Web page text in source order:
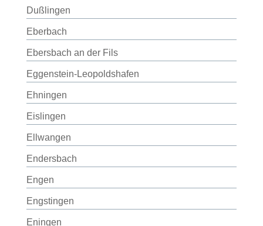
Dußlingen
Eberbach
Ebersbach an der Fils
Eggenstein-Leopoldshafen
Ehningen
Eislingen
Ellwangen
Endersbach
Engen
Engstingen
Eningen